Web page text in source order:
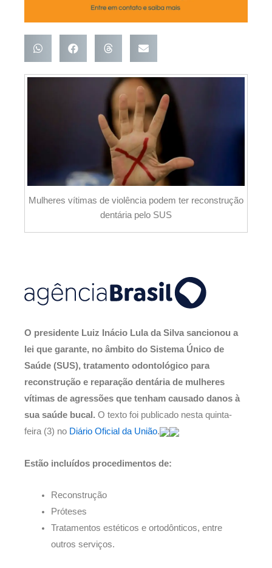
Mulheres vítimas de violência podem ter reconstrução
dentária pelo SUS
O presidente Luiz Inácio Lula da Silva sancionou a
lei que garante, no âmbito do Sistema Único de
Saúde (SUS), tratamento odontológico para
reconstrução e reparação dentária de mulheres
vítimas de agressões que tenham causado danos à
sua saúde bucal. O texto foi publicado nesta quinta-
feira (3) no Diário Oficial da União.
Estão incluídos procedimentos de:
Reconstrução
Próteses
Tratamentos estéticos e ortodônticos, entre
outros serviços.